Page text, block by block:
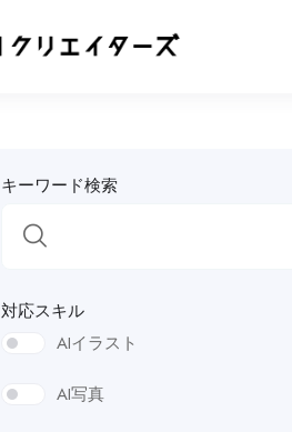
キーワード検索
対応スキル
AIイラスト
AI写真